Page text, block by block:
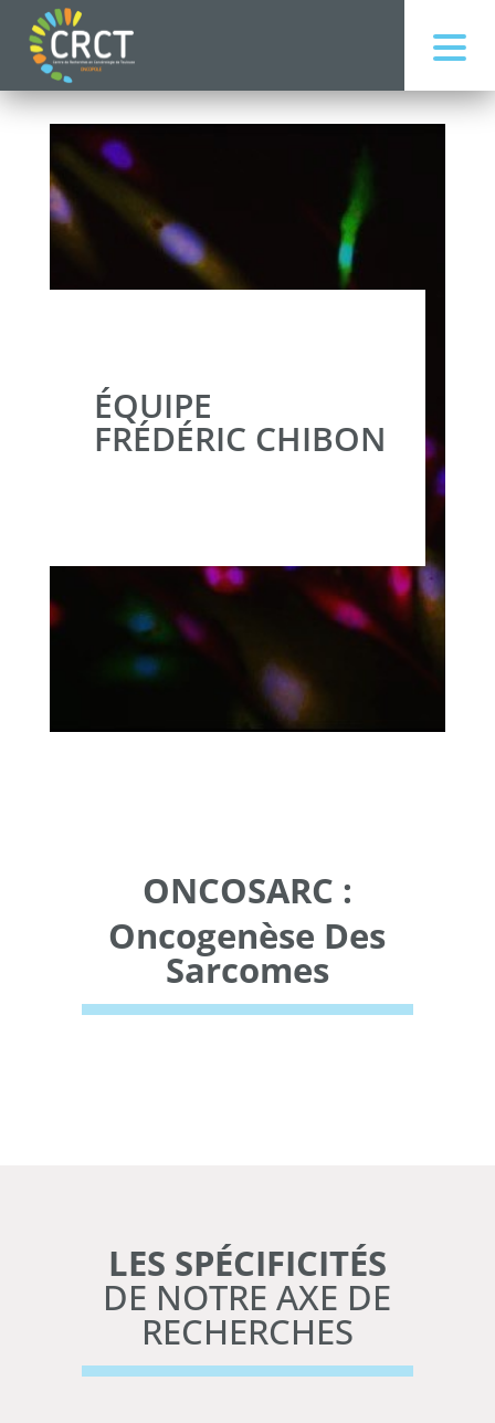
ÉQUIPE
FRÉDÉRIC CHIBON
ONCOSARC :
Oncogenèse Des
Sarcomes
LES SPÉCIFICITÉS
DE NOTRE AXE DE
RECHERCHES